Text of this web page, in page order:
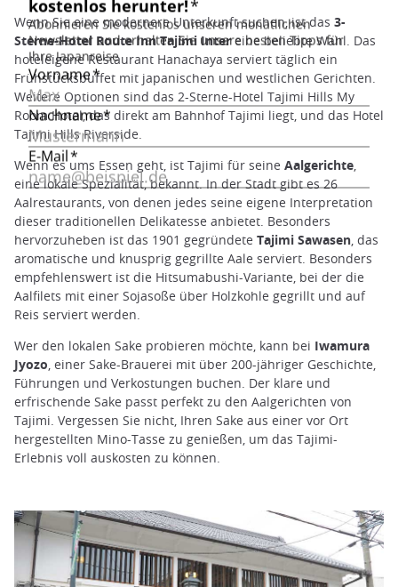
Wenn Sie eine modernere Unterkunft suchen, ist das 3-
Sterne-Hotel Route Inn Tajimi Intereine beliebte Wahl. Das
hoteleigene Restaurant Hanachaya serviert täglich ein
Frühstücksbuffet mit japanischen und westlichen Gerichten.
Weitere Optionen sind das 2-Sterne-Hotel Tajimi Hills My
Room Hotel, das direkt am Bahnhof Tajimi liegt, und das Hotel
Tajimi Hills Riverside.
Wenn es ums Essen geht, ist Tajimi für seine Aalgerichte,
eine lokale Spezialität, bekannt. In der Stadt gibt es 26
Aalrestaurants, von denen jedes seine eigene Interpretation
dieser traditionellen Delikatesse anbietet. Besonders
hervorzuheben ist das 1901 gegründete Tajimi Sawasen, das
aromatische und knusprig gegrillte Aale serviert. Besonders
empfehlenswert ist die Hitsumabushi-Variante, bei der die
Aalfilets mit einer Sojasoße über Holzkohle gegrillt und auf
Reis serviert werden.
Wer den lokalen Sake probieren möchte, kann bei Iwamura
Jyozo, einer Sake-Brauerei mit über 200-jähriger Geschichte,
Führungen und Verkostungen buchen. Der klare und
erfrischende Sake passt perfekt zu den Aalgerichten von
Tajimi. Vergessen Sie nicht, Ihren Sake aus einer vor Ort
hergestellten Mino-Tasse zu genießen, um das Tajimi-
Erlebnis voll auskosten zu können.